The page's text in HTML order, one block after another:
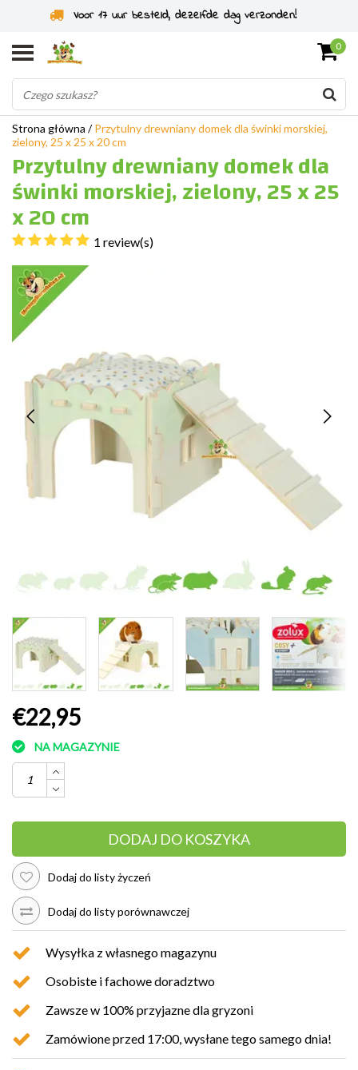
Specjaliści od gryzoni od 2011 roku
0
Strona główna /Przytulny drewniany domek dla świnki morskiej,
zielony, 25 x 25 x 20 cm
Przytulny drewniany domek dla
świnki morskiej, zielony, 25 x 25
x 20 cm
1 review(s)
€22,95
NA MAGAZYNIE
DODAJ DO KOSZYKA
Dodaj do listy życzeń
Dodaj do listy porównawczej
Wysyłka z własnego magazynu
Osobiste i fachowe doradztwo
Zawsze w 100% przyjazne dla gryzoni
Zamówione przed 17:00, wysłane tego samego dnia!